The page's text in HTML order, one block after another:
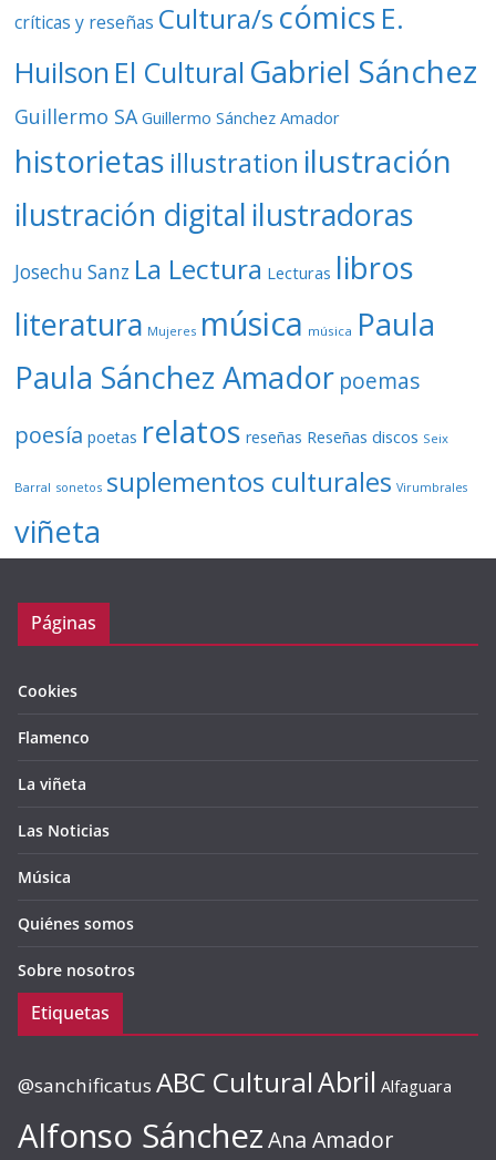
críticas y reseñas Cultura/s cómics E.
Huilson El Cultural Gabriel Sánchez
Guillermo SA Guillermo Sánchez Amador
historietas illustration ilustración
ilustración digital ilustradoras
Josechu Sanz La Lectura Lecturas libros
literatura Mujeres música música Paula
Paula Sánchez Amador poemas
poesía poetas relatos reseñas Reseñas discos Seix
Barral sonetos suplementos culturales Virumbrales
viñeta
Páginas
Cookies
Flamenco
La viñeta
Las Noticias
Música
Quiénes somos
Sobre nosotros
Etiquetas
@sanchificatus ABC CulturalAbril Alfaguara
Alfonso SánchezAna Amador